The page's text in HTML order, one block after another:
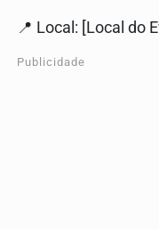
📍 Local: [Local do
Publicidade